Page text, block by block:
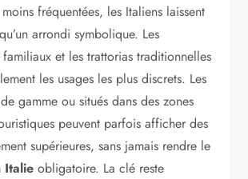
fréquentées, les Italiens laissent
arrondi symbolique. Les
familiaux et les trattorias traditionnelles
les usages les plus discrets. Les
gamme ou situés dans des zones
peuvent parfois afficher des
supérieures, sans jamais rendre le
Italie obligatoire. La clé reste